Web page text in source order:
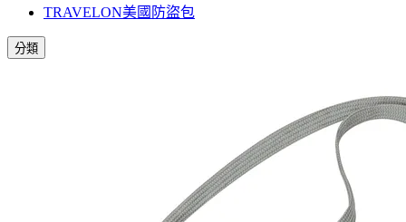
TRAVELON美國防盜包
分類